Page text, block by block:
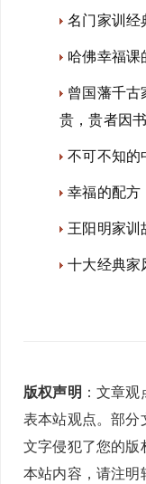
名门家训经
哈佛幸福课
曾国藩千
贵，贵者因
不可不知的
幸福的配方
王阳明家训
十大经典家
版权声明 ：文章
表本站观点。部分
文字侵犯了您的版
本站内容，请注明